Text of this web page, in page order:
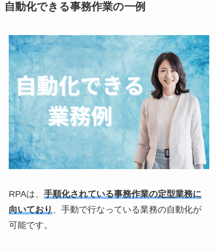
自動化できる事務作業の一例
RPAは、 手順化されている事務作業の定型業務に
向いており、手動で行なっている業務の自動化が
可能です。